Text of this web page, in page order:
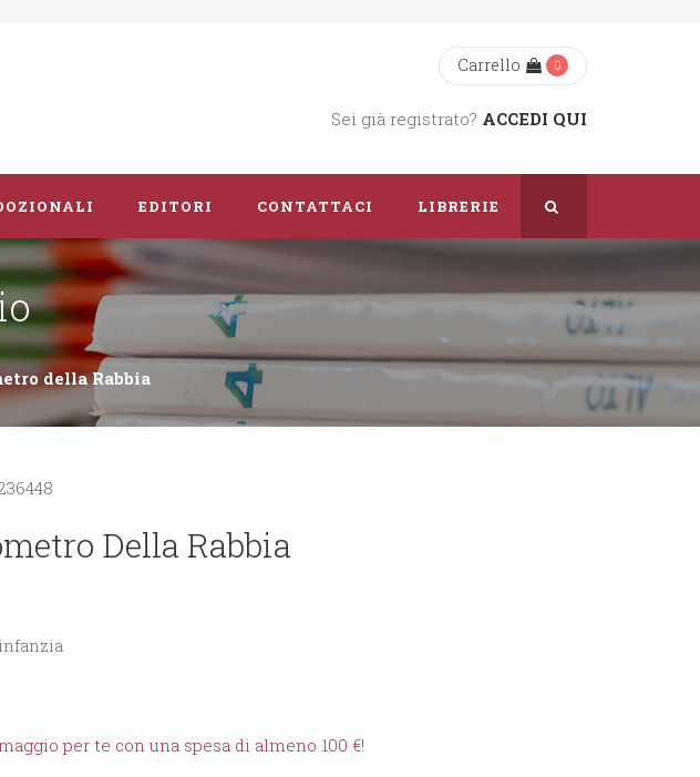
Carrello 0
Sei già registrato? ACCEDI QUI
EDITORI CONTATTACI
Dove Siamo
LIBRERIE
della Rabbia
Della Rabbia
per te con una spesa di almeno 100 €!